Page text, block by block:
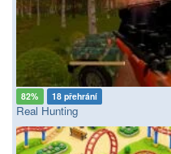
82% 18 přehrání
Real Hunting